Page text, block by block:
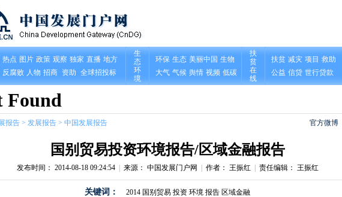
官方微博
报告 > 发展报告 > 中国发展报告
国别贸易投资环境报告/区域金融报告
发布时间： 2014-08-18 09:24:54| 来源： 中国发展门户网 作者： 王振红 责任编辑： 王振红
关键词： 2014 国别贸易 投资 环境 报告 区域金融